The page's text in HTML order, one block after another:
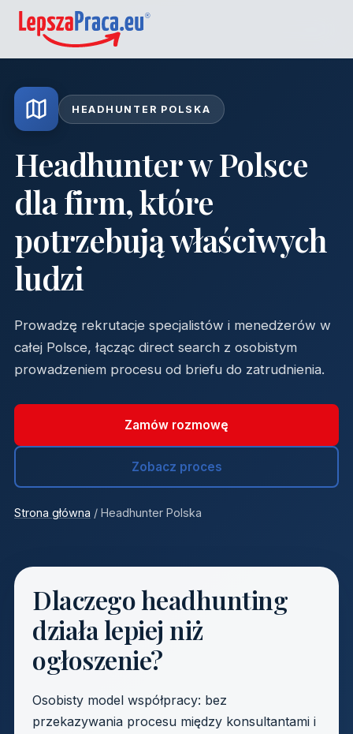
HEADHUNTER POLSKA
Headhunter w Polsce
dla firm, które
potrzebują właściwych
ludzi
Prowadzę rekrutacje specjalistów i menedżerów w
całej Polsce, łącząc direct search z osobistym
prowadzeniem procesu od briefu do zatrudnienia.
Zamów rozmowę
Zobacz proces
Strona główna / Headhunter Polska
Dlaczego headhunting
działa lepiej niż
ogłoszenie?
Osobisty model współpracy: bez
przekazywania procesu między konsultantami i